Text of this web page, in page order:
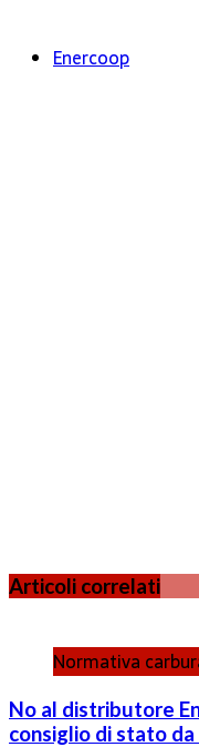
Enercoop
Articoli correlati
Normativa
No al distributore
consiglio di stato